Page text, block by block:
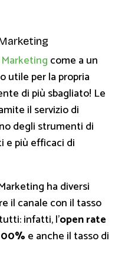
come a un
utile per la propria
di più sbagliato! Le
il servizio di
degli strumenti di
e più efficaci di
ha diversi
il canale con il tasso
infatti, l’open rate
e anche il tasso di